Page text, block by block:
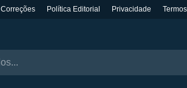
Correções Política Editorial Privacidade Termos